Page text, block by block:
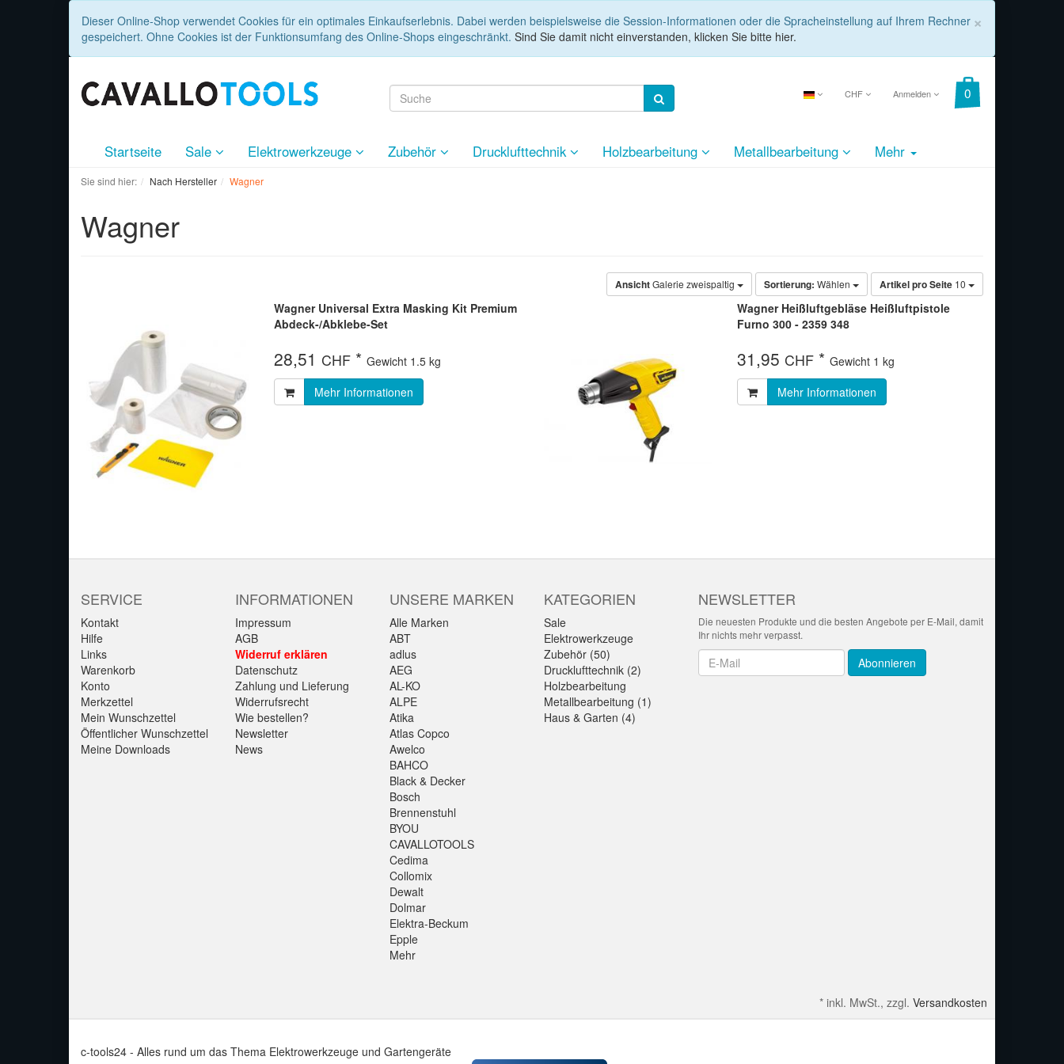
×
Dieser Online-Shop verwendet Cookies für ein optimales Einkaufserlebnis. Dabei werden beispielsweise die Session-Informationen oder die Spracheinstellung auf Ihrem Rechner
gespeichert. Ohne Cookies ist der Funktionsumfang des Online-Shops eingeschränkt. Sind Sie damit nicht einverstanden, klicken Sie bitte hier.
CHF Anmelden
Startseite Sale Elektrowerkzeuge Zubehör Drucklufttechnik Holzbearbeitung Metallbearbeitung Mehr
Sie sind hier: Nach Hersteller Wagner
Wagner
AnsichtGalerie zweispaltig Sortierung: Wählen Artikel pro Seite 10
Wagner Universal Extra Masking Kit Premium
Abdeck-/Abklebe-Set
28,51 CHF* Gewicht 1.5 kg
Mehr Informationen
Wagner Heißluftgebläse Heißluftpistole
Furno 300 - 2359 348
31,95 CHF* Gewicht 1 kg
Mehr Informationen
SERVICE
Kontakt
Hilfe
Links
Warenkorb
Konto
Merkzettel
Mein Wunschzettel
Öffentlicher Wunschzettel
Meine Downloads
INFORMATIONEN
Impressum
AGB
Widerruf erklären
Datenschutz
Zahlung und Lieferung
Widerrufsrecht
Wie bestellen?
Newsletter
News
UNSERE MARKEN
Alle Marken
ABT
adlus
AEG
AL-KO
ALPE
Atika
Atlas Copco
Awelco
BAHCO
Black & Decker
Bosch
Brennenstuhl
BYOU
CAVALLOTOOLS
Cedima
Collomix
Dewalt
Dolmar
Elektra-Beckum
Epple
Mehr
KATEGORIEN
Sale
Elektrowerkzeuge
Zubehör (50)
Drucklufttechnik (2)
Holzbearbeitung
Metallbearbeitung (1)
Haus & Garten (4)
NEWSLETTER
Die neuesten Produkte und die besten Angebote per E-Mail, damit
Ihr nichts mehr verpasst.
Newsletter Abonnieren
* inkl. MwSt., zzgl. Versandkosten
c-tools24 - Alles rund um das Thema Elektrowerkzeuge und Gartengeräte